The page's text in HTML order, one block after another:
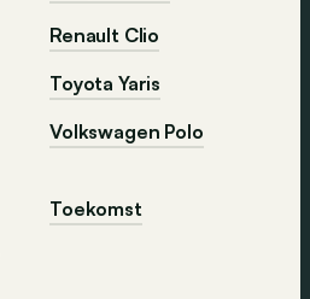
Renault Clio
Toyota Yaris
Volkswagen Polo
Toekomst